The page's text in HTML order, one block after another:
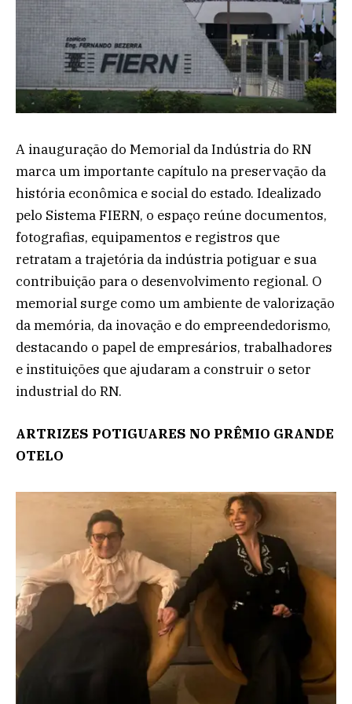
A inauguração do Memorial da Indústria do RN
marca um importante capítulo na preservação da
história econômica e social do estado. Idealizado
pelo Sistema FIERN, o espaço reúne documentos,
fotografias, equipamentos e registros que
retratam a trajetória da indústria potiguar e sua
contribuição para o desenvolvimento regional. O
memorial surge como um ambiente de valorização
da memória, da inovação e do empreendedorismo,
destacando o papel de empresários, trabalhadores
e instituições que ajudaram a construir o setor
industrial do RN.
ARTRIZES POTIGUARES NO PRÊMIO GRANDE
OTELO